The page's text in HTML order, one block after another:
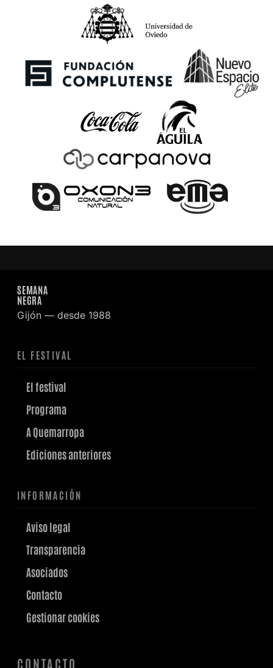
SEMANA
NEGRA
Gijón — desde 1988
EL FESTIVAL
El festival
Programa
A Quemarropa
Ediciones anteriores
INFORMACIÓN
Aviso legal
Transparencia
Asociados
Contacto
Gestionar cookies
CONTACTO